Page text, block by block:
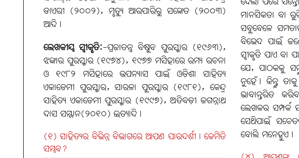
ଡାଏରୀ (୨୦୦୨), ମୃତ୍ୟୁ ଆରପାରିରୁ ସଙ୍କେତ (୨୦୦୩)
ଆଦି।
ଲେଖକୀୟ ସ୍ବୀକୃତି:-ପ୍ରଜାତନ୍ତ୍ର ବିଷୁବ ପୁରସ୍କାର (୧୯୬୩),
ଝଙ୍କାର ପୁରସ୍କାର (୧୯୭୪), ୧୯୭୭ ମସିହାରେ ରମ୍ୟ ରଚନା
ଓ ୧୯୮୨ ମସିହାରେ ଉପନ୍ୟାସ ପାଇଁ ଓଡ଼ିଶା ସାହିତ୍ୟ
ଏକାଡେମୀ ପୁରସ୍କାର, ସାରଳା ପୁରସ୍କାର (୧୯୮୧), କେନ୍ଦ୍ର
ସାହିତ୍ୟ ଏକାଡେମୀ ପୁରସ୍କାର (୧୯୯୭), ଅତିବଡ଼ୀ ଜଗନ୍ନାଥ
ଦାସ ସମ୍ମାନ(୨୦୧୦) ଇତ୍ୟାଦି।
(୧) ସାହିତ୍ୟର ବିଭିନ୍ନ ବିଭାଗରେ ଆପଣ ପାରଦର୍ଶୀ। କେମିତି
ସମ୍ଭବ?
ମାନସିକତା ବା
ସବୁବେଳେ
ବିଭେଦ ପାଇଁ
ସ୍ବୀକୃତି ପାଏ ବା
ଯେ, ପାଠକକୁ
ନୁହେଁ। କିନ୍ତୁ
ଭାବାନ୍ତରିତ
ଲେଖକର ସମ୍ପର୍କ
ସେଥିପାଇଁ
ବୋଲି ମନେହୁଏ।